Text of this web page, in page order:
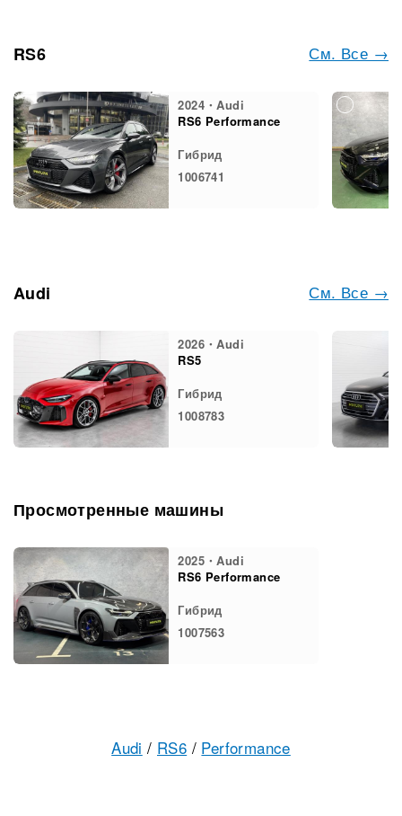
См. Все →
RS6
2024・Audi
RS6 Performance
Гибрид
1006741
См. Все →
Audi
2026・Audi
RS5
Гибрид
1008783
Просмотренные машины
2025・Audi
RS6 Performance
Гибрид
1007563
Audi / RS6 / Performance